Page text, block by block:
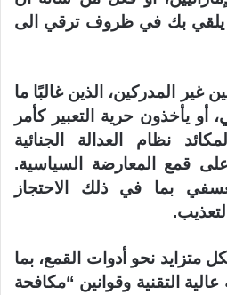
يلقي بك في ظروف ترقي الى
غير المدركين، الذين غالبًا ما
يأخذون حرية التعبير كأمر
نظام العدالة الجنائية
على قمع المعارضة السياسية.
بما في ذلك الاحتجاز
متزايد نحو أدوات القمع، بما
التقنية وقوانين “مكافحة